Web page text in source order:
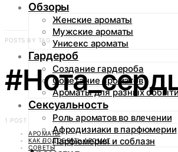
Обзоры
Женские ароматы
Мужские ароматы
Унисекс ароматы
Гардероб
Создание гардероба
Сочетание ароматов
Ароматы для разных
Сексуальность
Роль ароматов во влечении
Афродизиаки в парфюмерии
Парфюмерия и соблазн
POSTS BY TAG
1 POST
АРОМАТЫ
КАК ПОДОБРАТЬ АРОМАТ
СОВЕТЫ